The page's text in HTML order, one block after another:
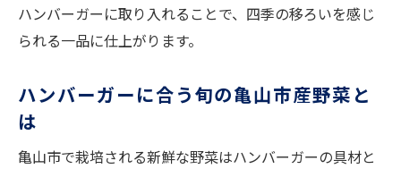
ハンバーガーに取り入れることで、四季の移ろいを感じ
られる一品に仕上がります。
ハンバーガーに合う旬の亀山市産野菜と
は
亀山市で栽培される新鮮な野菜はハンバーガーの具材と